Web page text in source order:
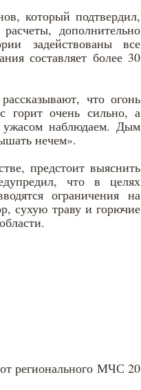
который подтвердил,
дополнительно
задействованы все
составляет более 30
что огонь
горит очень сильно, а
наблюдаем. Дым
нечем».
предстоит выяснить
что в целях
ограничения на
сухую траву и горючие
регионального МЧС 20